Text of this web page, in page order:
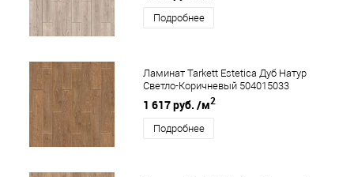
Подробнее
Ламинат Tarkett Estetica Дуб Натур
Светло-Коричневый 504015033
1 617 руб. /м2
Подробнее